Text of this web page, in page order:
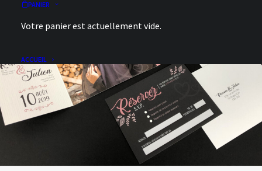
PANIER
Votre panier est actuellement vide.
ACCUEIL